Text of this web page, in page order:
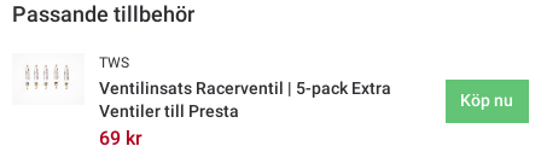
Passande tillbehör
TWS
Ventilinsats Racerventil | 5-pack Extra
Ventiler till Presta
69 kr
Köp nu